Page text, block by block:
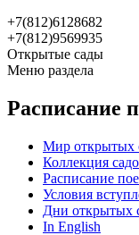
+7(812)6128682
+7(812)9569935
Открытые сады
Меню раздела
Расписание
Мир открытых
Коллекция
Расписание
Условия
Дни открытых
In English